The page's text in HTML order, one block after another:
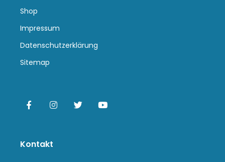
Shop
Impressum
Datenschutzerklärung
Sitemap
Kontakt